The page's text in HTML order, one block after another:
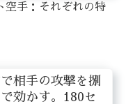
空手：それぞれの特
相手の攻撃を捌
効かす。180セ